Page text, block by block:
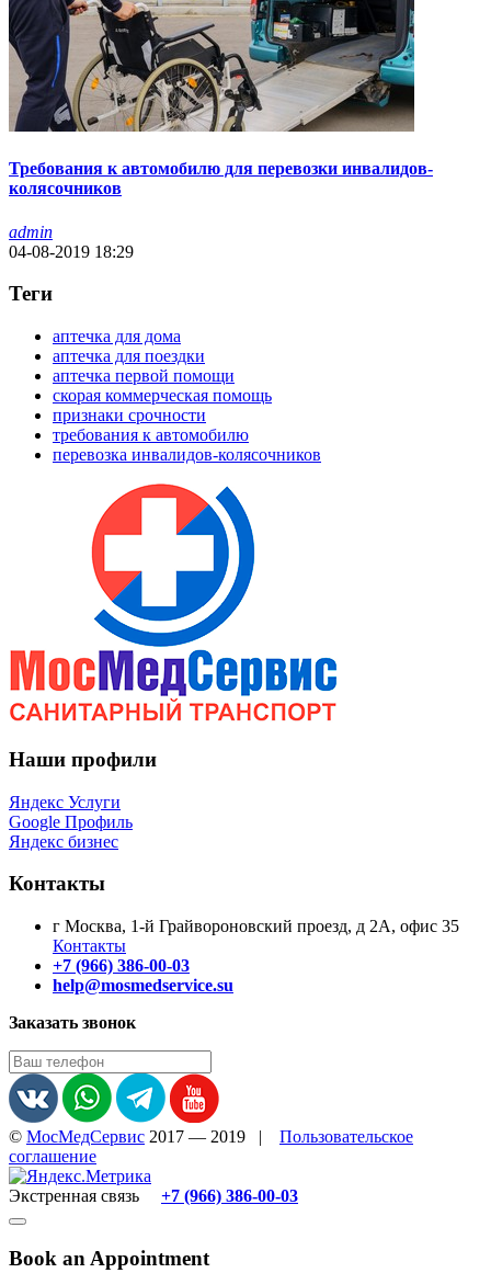
Требования к автомобилю для перевозки инвалидов-
колясочников
admin
04-08-2019 18:29
Теги
аптечка для дома
аптечка для поездки
аптечка первой помощи
скорая коммерческая помощь
признаки срочности
требования к автомобилю
перевозка инвалидов-колясочников
Наши профили
Яндекс Услуги
Google Профиль
Яндекс бизнес
Контакты
г Москва, 1-й Грайвороновский проезд, д 2А, офис 35
Контакты
+7 (966) 386-00-03
help@mosmedservice.su
Заказать звонок
© МосМедСервис 2017 — 2019 |
Пользовательское
соглашение
Экстренная связь +7 (966) 386-00-03
Book an Appointment